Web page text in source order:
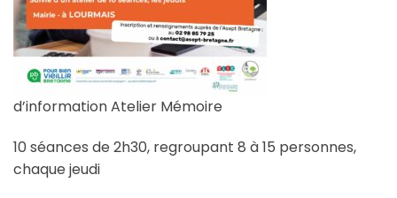
d’information Atelier Mémoire
10 séances de 2h30, regroupant 8 à 15 personnes,
chaque jeudi